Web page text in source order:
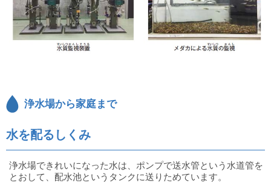
浄水場から家庭まで
水を配るしくみ
浄水場できれいになった水は、ポンプで送水管という水道管を
とおして、配水池というタンクに送りためています。